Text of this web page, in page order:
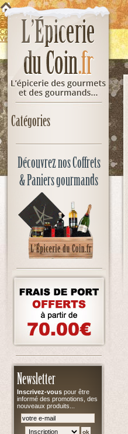
Épicerie sucrée
Épicerie salée
Coffrets & Paniers gourmands
Vins & Spiritueux
Catégories
Découvrez nos Coffrets
& Paniers gourmands
Newsletter
Inscrivez-vous pour être
informé des promotions, des
nouveaux produits...